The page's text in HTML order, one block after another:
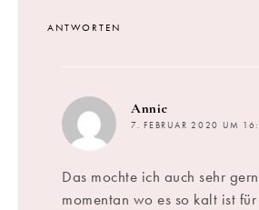
ANTWORTEN
Annie
7. FEBRUAR 2020 UM
Das mochte ich auch sehr
momentan wo es so kalt ist